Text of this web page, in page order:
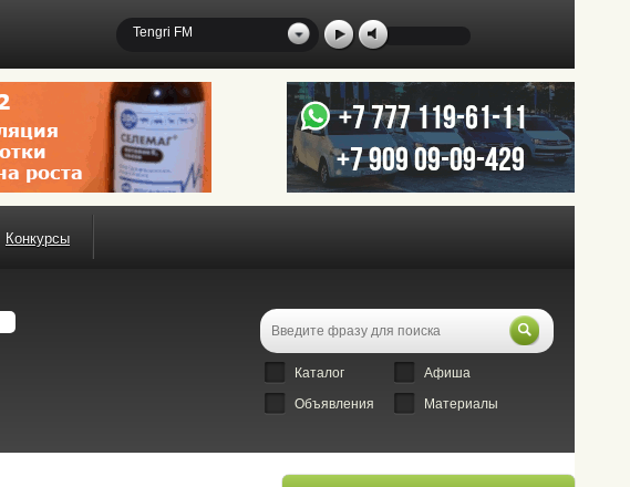
Tengri FM
Конкурсы
Каталог
Афиша
Объявления
Материалы